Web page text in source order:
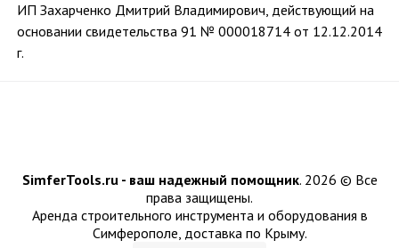
ИП Захарченко Дмитрий Владимирович, действующий на
основании свидетельства 91 № 000018714 от 12.12.2014
г.
SimferTools.ru - ваш надежный помощник. 2026 © Все
права защищены.
Аренда строительного инструмента и оборудования в
Симферополе, доставка по Крыму.